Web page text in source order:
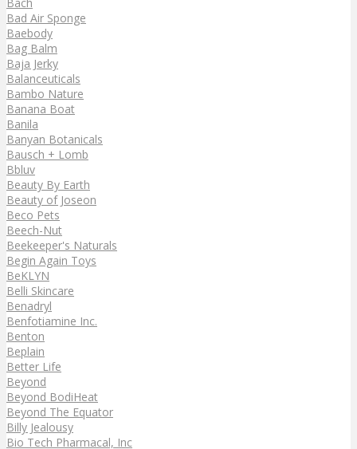
Bad Air Sponge
Baebody
Bag Balm
Baja Jerky
Balanceuticals
Bambo Nature
Banana Boat
Banila
Banyan Botanicals
Bausch + Lomb
Bbluv
Beauty By Earth
Beauty of Joseon
Beco Pets
Beech-Nut
Beekeeper's Naturals
Begin Again Toys
BeKLYN
Belli Skincare
Benadryl
Benfotiamine Inc.
Benton
Beplain
Better Life
Beyond
Beyond BodiHeat
Beyond The Equator
Billy Jealousy
Bio Tech Pharmacal, Inc